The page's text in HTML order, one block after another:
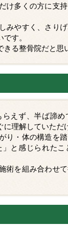
け多くの方に支
みやすく、さり
す。
る整骨院だと思
えず、半ば諦
理解していただ
り・体の構造を
と感じられた
術を組み合わせ